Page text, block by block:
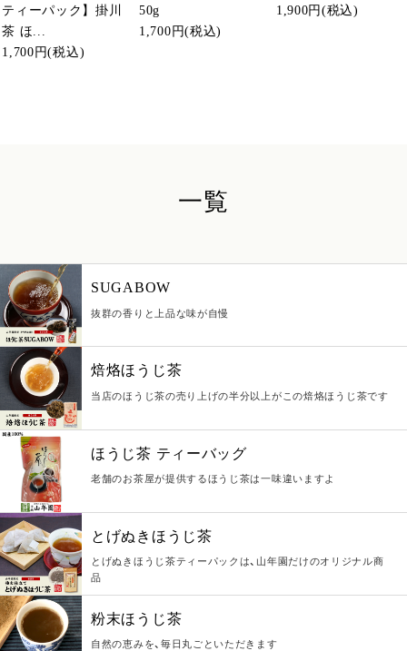
ティーパック】掛川
茶 ほ...
1,700円(税込)
50g
1,700円(税込)
1,900円(税込)
一覧
SUGABOW
抜群の香りと上品な味が自慢
焙烙ほうじ茶
当店のほうじ茶の売り上げの半分以上がこの焙烙ほうじ茶です
ほうじ茶 ティーバッグ
老舗のお茶屋が提供するほうじ茶は一味違いますよ
とげぬきほうじ茶
とげぬきほうじ茶ティーパックは、山年園だけのオリジナル商
品
粉末ほうじ茶
自然の恵みを、毎日丸ごといただきます